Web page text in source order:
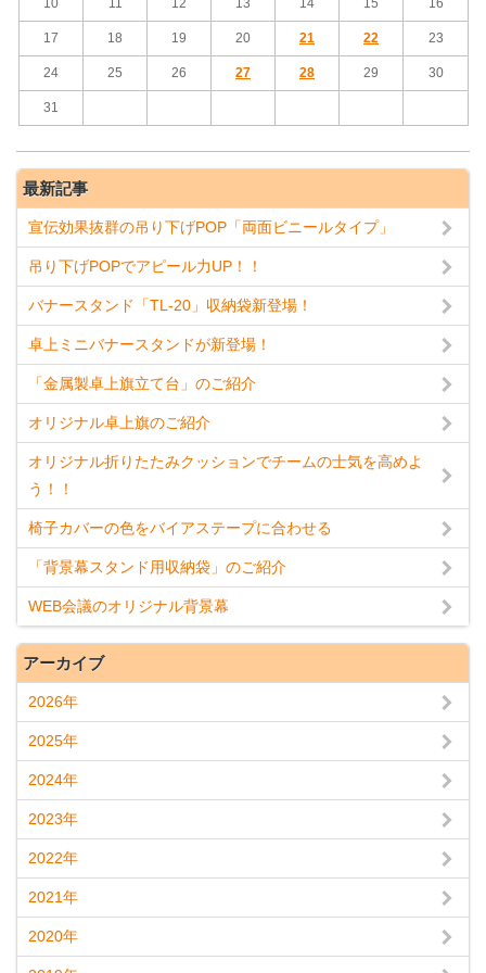
10 11 12 13 14 15 16
17 18 19 20 21 22 23
24 25 26 27 28 29 30
31
最新記事
宣伝効果抜群の吊り下げPOP「両面ビニールタイプ」
吊り下げPOPでアピール力UP！！
バナースタンド「TL-20」収納袋新登場！
卓上ミニバナースタンドが新登場！
「金属製卓上旗立て台」のご紹介
オリジナル卓上旗のご紹介
オリジナル折りたたみクッションでチームの士気を高めよ
う！！
椅子カバーの色をバイアステープに合わせる
「背景幕スタンド用収納袋」のご紹介
WEB会議のオリジナル背景幕
アーカイブ
2026年
2025年
2024年
2023年
2022年
2021年
2020年